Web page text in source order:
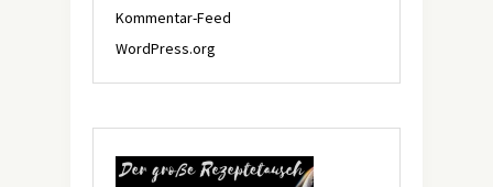
Kommentar-Feed
WordPress.org